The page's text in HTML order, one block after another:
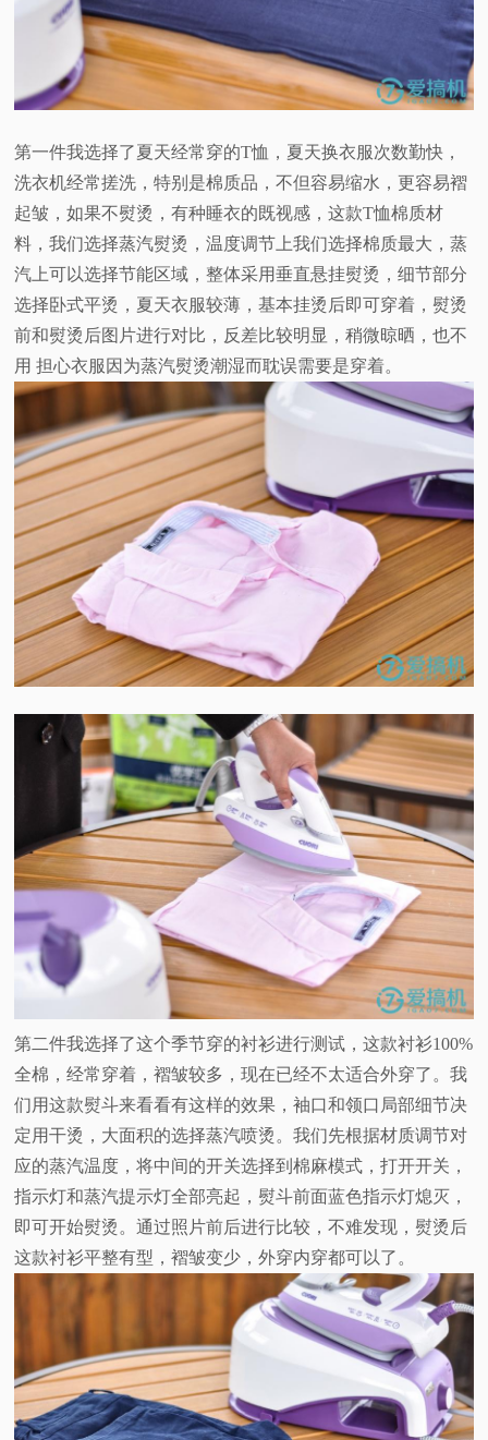
第一件我选择了夏天经常穿的T恤，夏天换衣服次数勤快，
洗衣机经常搓洗，特别是棉质品，不但容易缩水，更容易褶
起皱，如果不熨烫，有种睡衣的既视感，这款T恤棉质材
料，我们选择蒸汽熨烫，温度调节上我们选择棉质最大，蒸
汽上可以选择节能区域，整体采用垂直悬挂熨烫，细节部分
选择卧式平烫，夏天衣服较薄，基本挂烫后即可穿着，熨烫
前和熨烫后图片进行对比，反差比较明显，稍微晾晒，也不
用 担心衣服因为蒸汽熨烫潮湿而耽误需要是穿着。
第二件我选择了这个季节穿的衬衫进行测试，这款衬衫100%
全棉，经常穿着，褶皱较多，现在已经不太适合外穿了。我
们用这款熨斗来看看有这样的效果，袖口和领口局部细节决
定用干烫，大面积的选择蒸汽喷烫。我们先根据材质调节对
应的蒸汽温度，将中间的开关选择到棉麻模式，打开开关，
指示灯和蒸汽提示灯全部亮起，熨斗前面蓝色指示灯熄灭，
即可开始熨烫。通过照片前后进行比较，不难发现，熨烫后
这款衬衫平整有型，褶皱变少，外穿内穿都可以了。